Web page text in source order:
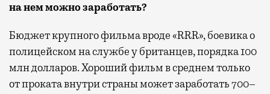
на нем можно заработать?
Бюджет крупного фильма вроде «RRR», боевика о
полицейском на службе у британцев, порядка 100
млн долларов. Хороший фильм в среднем только
от проката внутри страны может заработать 700–